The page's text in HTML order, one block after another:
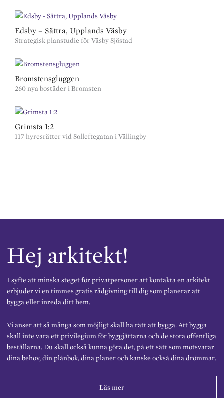
Edsby – Sättra, Upplands Väsby
Strategisk planstudie för Väsby Sjöstad
Bromstensgluggen
260 nya bostäder i Bromsten
Grimsta 1:2
117 hyresrätter vid Solleftegatan i Vällingby
Hej arkitekt!
I syfte att minska steget för privatpersoner att kontakta en arkitekt
erbjuder vi en timmes gratis rådgivning till dig som planerar att
bygga eller inreda ditt hem.
Vi anser att så många som möjligt skall ha rätt att bygga. Att bygga
skall inte vara ett privilegium för byggjättarna och de stora offentliga
beställarna. Du skall också kunna göra det, på ett sätt som motsvarar
dina behov, din plånbok, dina planer och kanske också dina drömmar.
Läs mer